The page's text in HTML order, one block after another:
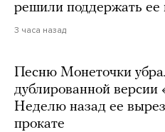
решили поддержать ее
3 часа назад
Песню Монеточки
дублированной версии
Неделю назад ее
прокате